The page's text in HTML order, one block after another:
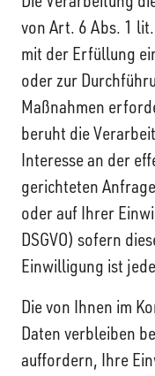
von Art. 6 Abs. 1
mit der Erfüllung
oder zur
Maßnahmen
beruht die
Interesse an der
gerichteten
oder auf Ihrer
DSGVO) sofern
Einwilligung ist
Die von Ihnen im
Daten verbleiben
auffordern, Ihre